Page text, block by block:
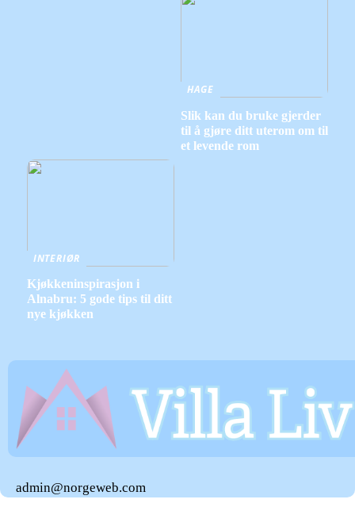
HAGE
Slik kan du bruke gjerder
til å gjøre ditt uterom om til
et levende rom
INTERIØR
Kjøkkeninspirasjon i
Alnabru: 5 gode tips til ditt
nye kjøkken
admin@norgeweb.com